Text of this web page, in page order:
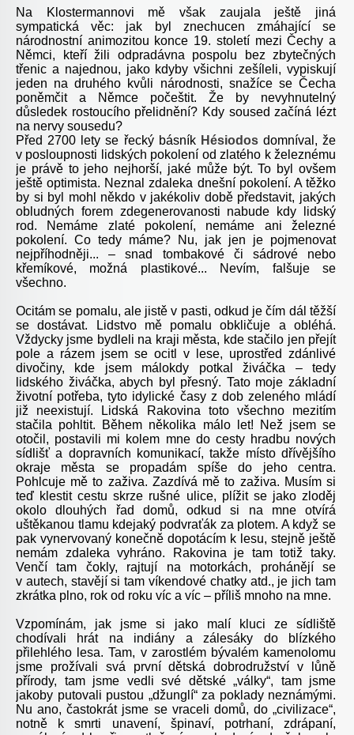
Na Klostermannovi mě však zaujala ještě jiná
sympatická věc: jak byl znechucen zmáhající se
národnostní animozitou konce 19. století mezi Čechy a
Němci, kteří žili odpradávna pospolu bez zbytečných
třenic a najednou, jako kdyby všichni zešíleli, vypiskují
jeden na druhého kvůli národnosti, snažíce se Čecha
poněmčit a Němce počeštit. Že by nevyhnutelný
důsledek rostoucího přelidnění? Kdy soused začíná lézt
na nervy sousedu?
Před 2700 lety se řecký básník Hésiodosdomníval, že
v posloupnosti lidských pokolení od zlatého k železnému
je právě to jeho nejhorší, jaké může být. To byl ovšem
ještě optimista. Neznal zdaleka dnešní pokolení. A těžko
by si byl mohl někdo v jakékoliv době představit, jakých
obludných forem zdegenerovanosti nabude kdy lidský
rod. Nemáme zlaté pokolení, nemáme ani železné
pokolení. Co tedy máme? Nu, jak jen je pojmenovat
nejpříhodněji... – snad tombakové či sádrové nebo
křemíkové, možná plastikové... Nevím, falšuje se
všechno.
Ocitám se pomalu, ale jistě v pasti, odkud je čím dál těžší
se dostávat. Lidstvo mě pomalu obkličuje a obléhá.
Vždycky jsme bydleli na kraji města, kde stačilo jen přejít
pole a rázem jsem se ocitl v lese, uprostřed zdánlivé
divočiny, kde jsem málokdy potkal živáčka – tedy
lidského živáčka, abych byl přesný. Tato moje základní
životní potřeba, tyto idylické časy z dob zeleného mládí
již neexistují. Lidská Rakovina toto všechno mezitím
stačila pohltit. Během několika málo let! Než jsem se
otočil, postavili mi kolem mne do cesty hradbu nových
sídlišť a dopravních komunikací, takže místo dřívějšího
okraje města se propadám spíše do jeho centra.
Pohlcuje mě to zaživa. Zazdívá mě to zaživa. Musím si
teď klestit cestu skrze rušné ulice, plížit se jako zloděj
okolo dlouhých řad domů, odkud si na mne otvírá
uštěkanou tlamu kdejaký podvraťák za plotem. A když se
pak vynervovaný konečně dopotácím k lesu, stejně ještě
nemám zdaleka vyhráno. Rakovina je tam totiž taky.
Venčí tam čokly, rajtují na motorkách, prohánějí se
v autech, stavějí si tam víkendové chatky atd., je jich tam
zkrátka plno, rok od roku víc a víc – příliš mnoho na mne.
Vzpomínám, jak jsme si jako malí kluci ze sídliště
chodívali hrát na indiány a zálesáky do blízkého
přilehlého lesa. Tam, v zarostlém bývalém kamenolomu
jsme prožívali svá první dětská dobrodružství v lůně
přírody, tam jsme vedli své dětské „války“, tam jsme
jakoby putovali pustou „džunglí“ za poklady neznámými.
Nu ano, častokrát jsme se vraceli domů, do „civilizace“,
notně k smrti unavení, špinaví, potrhaní, zdrápaní,